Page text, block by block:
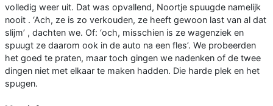
volledig weer uit. Dat was opvallend, Noortje spuugde namelijk
nooit . ‘Ach, ze is zo verkouden, ze heeft gewoon last van al dat
slijm’ , dachten we. Of: ‘och, misschien is ze wagenziek en
spuugt ze daarom ook in de auto na een fles’. We probeerden
het goed te praten, maar toch gingen we nadenken of de twee
dingen niet met elkaar te maken hadden. Die harde plek en het
spugen.